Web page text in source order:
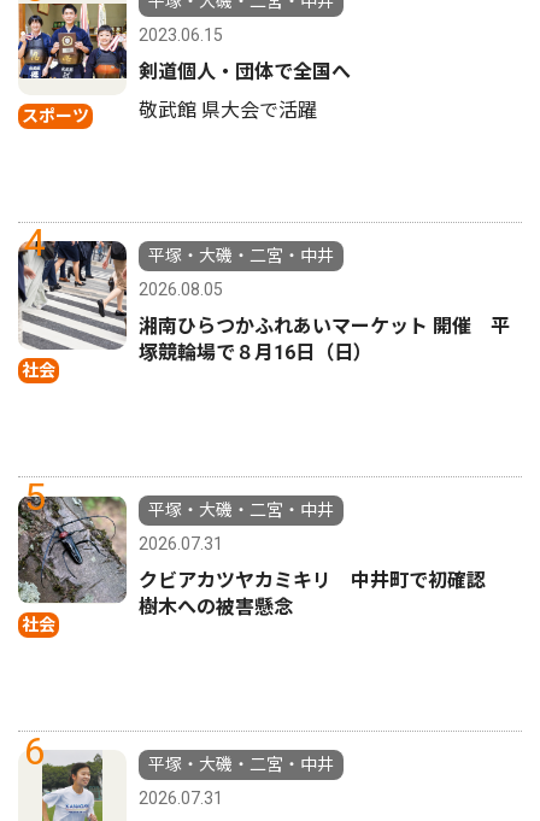
スポーツ
2023.06.15
剣道個人・団体で全国へ
敬武館 県大会で活躍
4
社会
平塚・大磯・二宮・中井
2026.08.05
湘南ひらつかふれあいマーケット 開催 平
塚競輪場で８月16日（日）
5
社会
平塚・大磯・二宮・中井
2026.07.31
クビアカツヤカミキリ 中井町で初確認
樹木への被害懸念
6
平塚・大磯・二宮・中井
2026.07.31